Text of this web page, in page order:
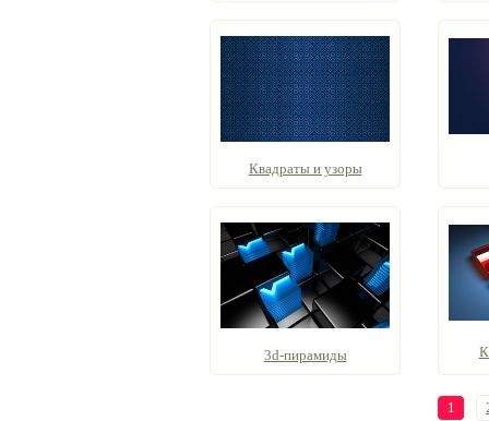
Квадраты и узоры
3d-пирамиды
1